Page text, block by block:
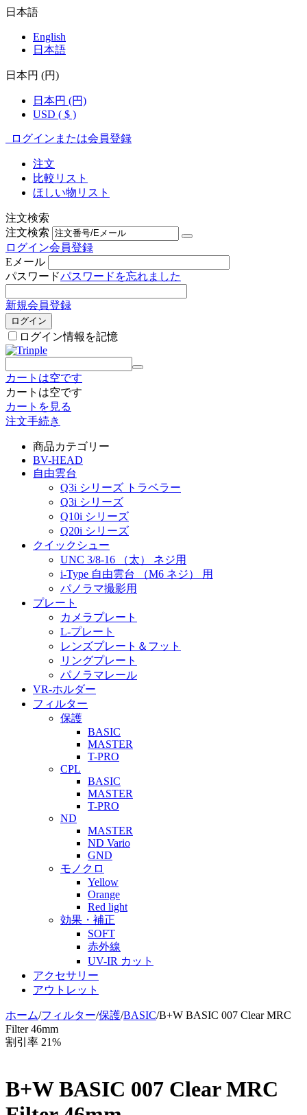
日本語
English
日本語
日本円 (円)
日本円 (円)
USD ( $ )
ログインまたは会員登録
注文
比較リスト
ほしい物リスト
注文検索
注文検索
ログイン会員登録
Eメール
パスワードパスワードを忘れました
新規会員登録
ログイン
ログイン情報を記憶
カートは空です
カートは空です
カートを見る
注文手続き
商品カテゴリー
BV-HEAD
自由雲台
Q3i シリーズ トラベラー
Q3i シリーズ
Q10i シリーズ
Q20i シリーズ
クイックシュー
UNC 3/8-16 （太） ネジ用
i-Type 自由雲台 （M6 ネジ） 用
パノラマ撮影用
プレート
カメラプレート
L-プレート
レンズプレート＆フット
リングプレート
パノラマレール
VR-ホルダー
フィルター
保護
BASIC
MASTER
T-PRO
CPL
BASIC
MASTER
T-PRO
ND
MASTER
ND Vario
GND
モノクロ
Yellow
Orange
Red light
効果・補正
SOFT
赤外線
UV-IR カット
アクセサリー
アウトレット
ホーム/フィルター/保護/BASIC/B+W BASIC 007 Clear MRC
Filter 46mm
割引率 21%
B+W BASIC 007 Clear MRC